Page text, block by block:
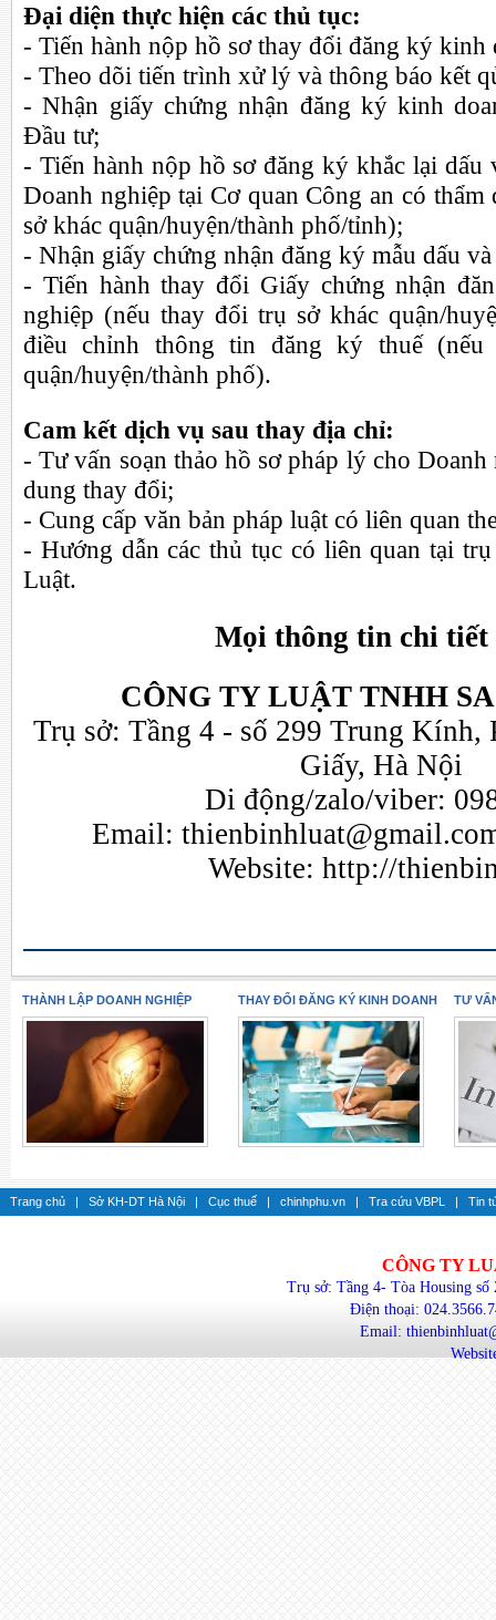
Đại diện thực hiện các thủ tục:
- Tiến hành nộp hồ sơ thay đổi đăng ký kinh
- Theo dõi tiến trình xử lý và thông báo kết
- Nhận giấy chứng nhận đăng ký kinh
Đầu tư;
- Tiến hành nộp hồ sơ đăng ký khắc lại dấu
Doanh nghiệp tại Cơ quan Công an có
sở khác quận/huyện/thành phố/tỉnh);
- Nhận giấy chứng nhận đăng ký mẫu dấu
- Tiến hành thay đổi Giấy chứng nhận
nghiệp (nếu thay đổi trụ sở khác quận/
điều chỉnh thông tin đăng ký thuế
quận/huyện/thành phố).
Cam kết dịch vụ sau thay địa chỉ:
- Tư vấn soạn thảo hồ sơ pháp lý cho
dung thay đổi;
- Cung cấp văn bản pháp luật có liên quan
- Hướng dẫn các thủ tục có liên quan tại
Luật.
Mọi thông tin chi tiết
CÔNG TY LUẬT TNHH
Trụ sở: Tầng 4 - số 299 Trung Kính,
Giấy, Hà Nội
Di động/zalo/viber:
Email:
Website:http://
THÀNH LẬP DOANH NGHIỆP THAY ĐỔI ĐĂNG KÝ KINH DOANH TƯ
Trang chủ | Sở KH-DT Hà Nội | Cục thuế | chinhphu.vn | Tra cứu VBPL | Tin
CÔNG TY
Trụ sở: Tầng 4- Tòa Housing
Điện thoại:
Email: